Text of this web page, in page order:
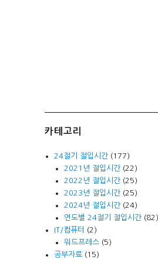
카테고리
24절기 절입시간 (177)
2021년 절입시간(22)
2022년 절입시간(25)
2023년 절입시간(25)
2024년 절입시간(24)
연도별 24절기 절입시간(82)
IT/컴퓨터
(2)
워드프레스(5)
공부자료 (15)